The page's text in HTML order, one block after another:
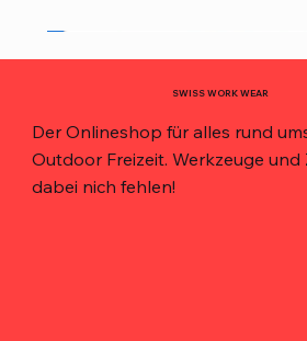
SWISS WORK WEAR
Der Onlineshop für alles rund
Outdoor Freizeit. Werkzeuge
dabei nich fehlen!